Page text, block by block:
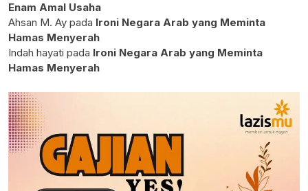
Enam Amal Usaha
Ahsan M. Ay pada Ironi Negara Arab yang Meminta
Hamas Menyerah
Indah hayati pada Ironi Negara Arab yang Meminta
Hamas Menyerah